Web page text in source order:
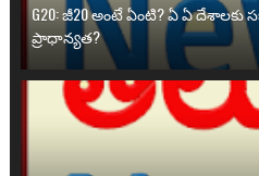
G20: జీ20 అంటే ఏంటి? ఏ ఏ దేశాలకు
ప్రాధాన్యత?